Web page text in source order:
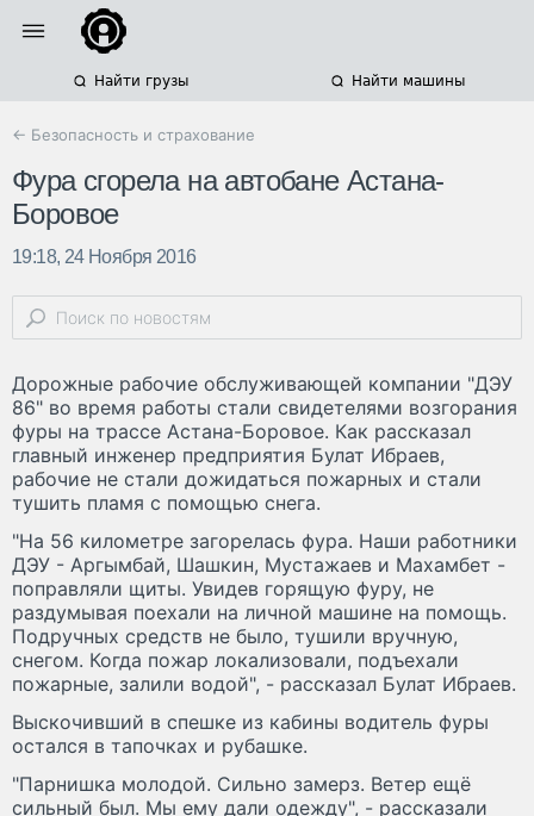
Найти грузы Найти машины
← Безопасность и страхование
Фура сгорела на автобане Астана-
Боровое
19:18, 24 Ноября 2016
Дорожные рабочие обслуживающей компании "ДЭУ
86" во время работы стали свидетелями возгорания
фуры на трассе Астана-Боровое. Как рассказал
главный инженер предприятия Булат Ибраев,
рабочие не стали дожидаться пожарных и стали
тушить пламя с помощью снега.
"На 56 километре загорелась фура. Наши работники
ДЭУ - Аргымбай, Шашкин, Мустажаев и Махамбет -
поправляли щиты. Увидев горящую фуру, не
раздумывая поехали на личной машине на помощь.
Подручных средств не было, тушили вручную,
снегом. Когда пожар локализовали, подъехали
пожарные, залили водой", - рассказал Булат Ибраев.
Выскочивший в спешке из кабины водитель фуры
остался в тапочках и рубашке.
"Парнишка молодой. Сильно замерз. Ветер ещё
сильный был. Мы ему дали одежду", - рассказали